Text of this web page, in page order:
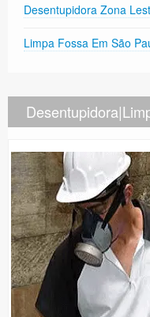
Desentupidora Zona
Limpa Fossa Em São